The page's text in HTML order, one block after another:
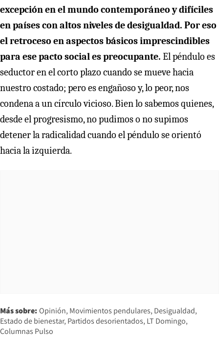
excepción en el mundo contemporáneo y difíciles
en países con altos niveles de desigualdad. Por eso
el retroceso en aspectos básicos imprescindibles
para ese pacto social es preocupante. El péndulo es
seductor en el corto plazo cuando se mueve hacia
nuestro costado; pero es engañoso y, lo peor, nos
condena a un círculo vicioso. Bien lo sabemos quienes,
desde el progresismo, no pudimos o no supimos
detener la radicalidad cuando el péndulo se orientó
hacia la izquierda.
Más sobre: Opinión Movimientos pendulares Desigualdad
Estado de bienestar Partidos desorientados LT Domingo
Columnas Pulso